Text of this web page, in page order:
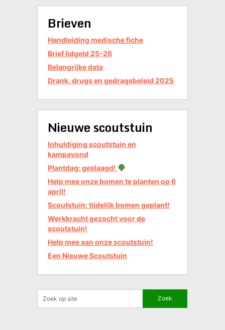
Brieven
Handleiding medische fiche
Brief lidgeld 25-26
Belangrijke data
Drank, drugs en gedragsbeleid 2025
Nieuwe scoutstuin
Inhuldiging scoutstuin en
kampavond
Plantdag: geslaagd!
Help mee onze bomen te planten op 6
april!
Scoutstuin: tijdelijk bomen geplant!
Werkkracht gezocht voor de
scoutstuin!
Help mee aan onze scoutstuin!
Een Nieuwe Scoutstuin